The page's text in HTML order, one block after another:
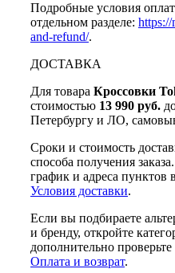
Подробные условия
отдельном разделе: https://
and-refund/.
ДОСТАВКА
Для товара Кроссовки
стоимостью 13 990 руб.
Петербургу и ЛО,
Сроки и стоимость
способа получения
график и адреса пунктов
Условия доставки.
Если вы подбираете
и бренду, откройте
дополнительно
Оплата и возврат.